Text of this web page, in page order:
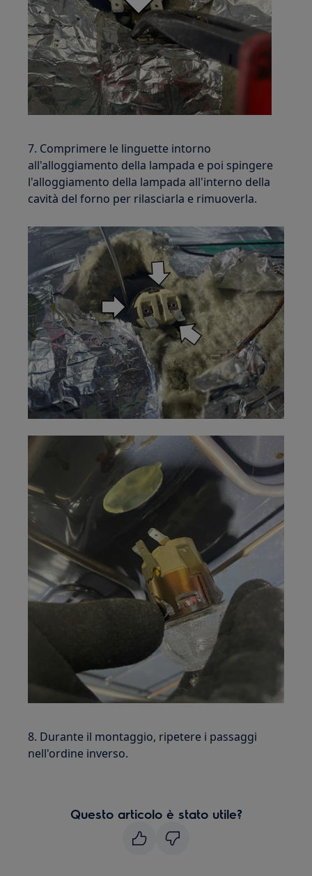
7. Comprimere le linguette intorno
all'alloggiamento della lampada e poi spingere
l'alloggiamento della lampada all'interno della
cavità del forno per rilasciarla e rimuoverla.
8. Durante il montaggio, ripetere i passaggi
nell'ordine inverso.
Questo articolo è stato utile?